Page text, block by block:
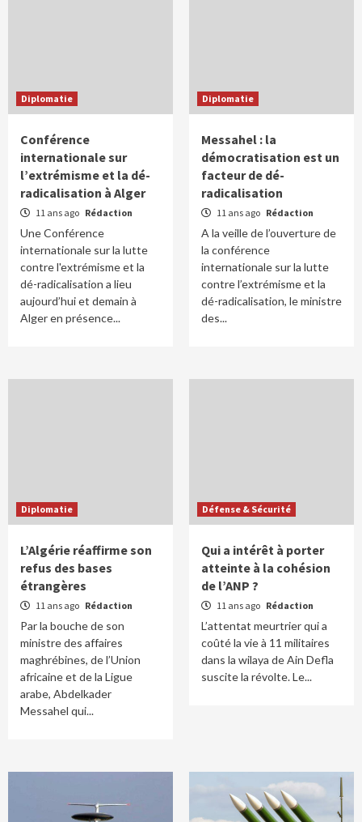
Diplomatie
Conférence
internationale sur
l’extrémisme et la dé-
radicalisation à Alger
11 ans ago Rédaction
Une Conférence
internationale sur la lutte
contre l'extrémisme et la
dé-radicalisation a lieu
aujourd’hui et demain à
Alger en présence...
Diplomatie
Messahel : la
démocratisation est un
facteur de dé-
radicalisation
11 ans ago Rédaction
A la veille de l’ouverture de
la conférence
internationale sur la lutte
contre l’extrémisme et la
dé-radicalisation, le ministre
des...
Diplomatie
L’Algérie réaffirme son
refus des bases
étrangères
11 ans ago Rédaction
Par la bouche de son
ministre des affaires
maghrébines, de l’Union
africaine et de la Ligue
arabe, Abdelkader
Messahel qui...
Défense & Sécurité
Qui a intérêt à porter
atteinte à la cohésion
de l’ANP ?
11 ans ago Rédaction
L’attentat meurtrier qui a
coûté la vie à 11 militaires
dans la wilaya de Ain Defla
suscite la révolte. Le...